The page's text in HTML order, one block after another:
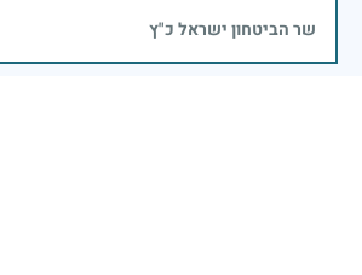
שר הביטחון ישראל כ"ץ